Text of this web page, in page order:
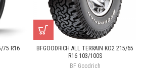
75 R16
BFGOODRICH ALL TERRAIN KO2 215/65
R16 103/100S
BF Goodrich